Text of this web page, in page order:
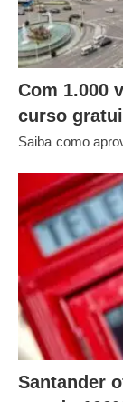
Com 1.000
curso
Saiba como
Santander